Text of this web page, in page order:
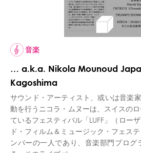
音楽
… a.k.a. Nikola Mounoud
Kagoshima
サウンド・アーティスト、或いは音楽
動を行うニコラ・ムヌーは、スイスの
ているフェスティバル「LUFF」（ロー
ド・フィルム＆ミュージック・フェス
ンバーの一人であり、音楽部門プロ